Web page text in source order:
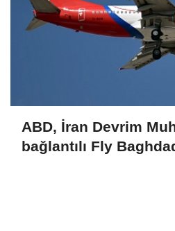
ABD, İran Devrim
bağlantılı Fly